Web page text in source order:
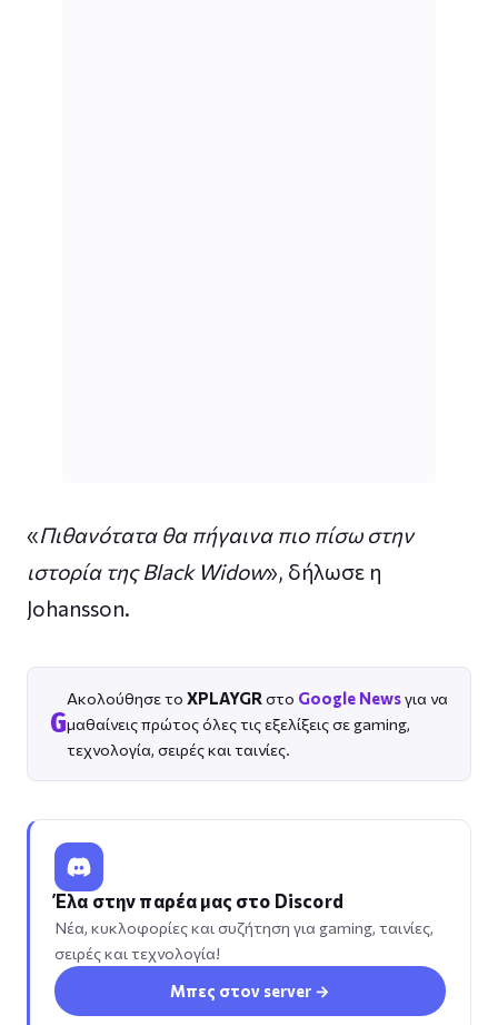
«Πιθανότατα θα πήγαινα πιο πίσω στην
ιστορία της Black Widow», δήλωσε η
Johansson.
G
Ακολούθησε το XPLAYGR στο Google Newsγια να
μαθαίνεις πρώτος όλες τις εξελίξεις σε gaming,
τεχνολογία, σειρές και ταινίες.
Έλα στην παρέα μας στο Discord
Νέα, κυκλοφορίες και συζήτηση για gaming, ταινίες,
σειρές και τεχνολογία!
Μπες στον server →